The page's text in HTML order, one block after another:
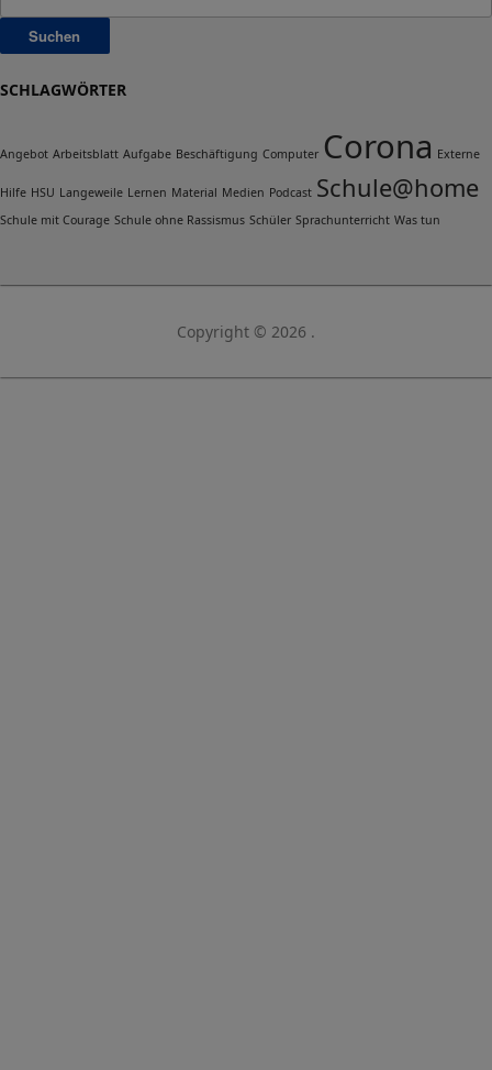
SCHLAGWÖRTER
Angebot Arbeitsblatt Aufgabe Beschäftigung Computer Corona Externe
Hilfe HSU Langeweile Lernen Material Medien Podcast Schule@home
Schule mit Courage Schule ohne Rassismus Schüler Sprachunterricht Was tun
Copyright © 2026 .